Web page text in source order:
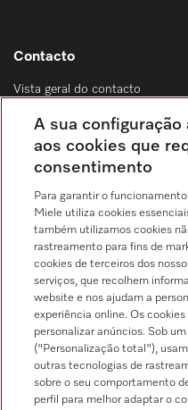
Contacto
Vista geral do contacto
Distribuição & Serviço de
Chamada para a rede fixa, de
Pesquisa de
A sua configuração
aos cookies que
consentimento
Para garantir o
Miele utiliza cookies
também utilizamos cookies
rastreamento para fins de
cookies de terceiros dos
serviços, que recolhem
website e nos ajudam a
experiência online. Os
personalizar anúncios. Sob
("Personalização total"),
outras tecnologias de
sobre o seu comportamento
perfil para melhor adaptar o